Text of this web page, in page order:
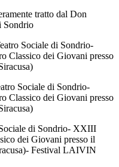
tratto dal Don
Sondrio
Sociale di Sondrio-
Classico dei Giovani presso
Sociale di Sondrio-
Classico dei Giovani presso
di Sondrio- XXIII
dei Giovani presso il
Festival LAIVIN